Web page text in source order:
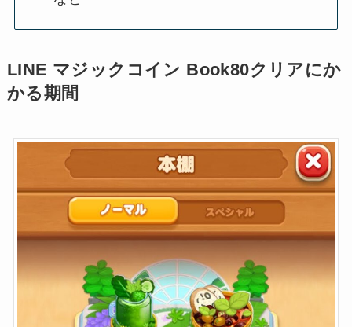
LINE マジックコイン Book80クリアにか
かる期間